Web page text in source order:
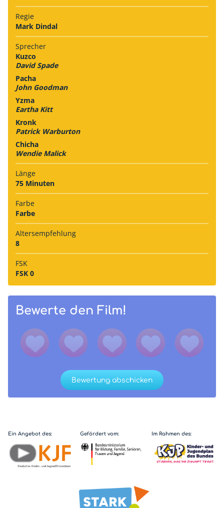
Regie
Mark Dindal
Sprecher
Kuzco
David Spade
Pacha
John Goodman
Yzma
Eartha Kitt
Kronk
Patrick Warburton
Chicha
Wendie Malick
Länge
75 Minuten
Farbe
Farbe
Alters­empfehlung
8
FSK
FSK 0
Bewerte den Film!
Bewertung abschicken
Ein Angebot des: Gefördert vom: Im Rahmen des: